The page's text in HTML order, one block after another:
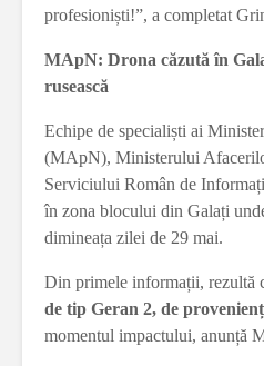
profesioniști!”, a completat
MApN: Drona căzută în
rusească
Echipe de specialiști ai
(MApN), Ministerului
Serviciului Român de
în zona blocului din Galați
dimineața zilei de 29 mai.
Din primele informații, rezultă
de tip Geran 2, de
momentul impactului, anunță